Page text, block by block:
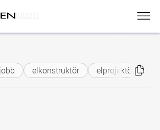
content
elkonstruktör elprojektör